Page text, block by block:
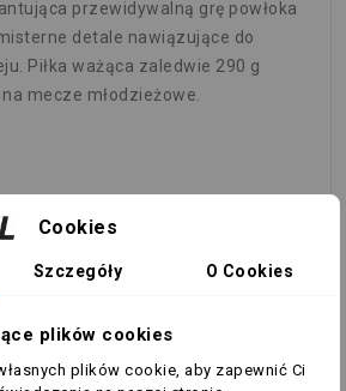
przewidywalną grę powłoka
detale nawiązujące do
Piłka ważąca zaledwie 290 g
mecze młodzieżowe.
piłka o wadze 290 gramów
logo Ligi Mistrzów UEFA
White / Shadow Green / Solar
Cookies
Szczegóły O Cookies
plików cookies
plików cookie, aby zapewnić Ci